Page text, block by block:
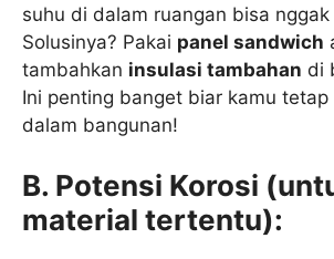
suhu di dalam ruangan bisa
Solusinya? Pakai panel sandwich
tambahkan insulasi tambahan di
Ini penting banget biar kamu tetap
dalam bangunan!
B. Potensi Korosi
material tertentu):